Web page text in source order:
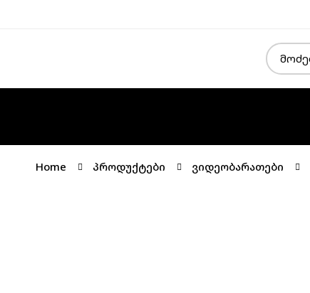
Home პროდუქტები ვიდეობარათები